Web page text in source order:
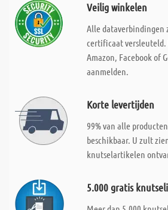
Veilig winkelen
Alle dataverbindingen
certificaat
Amazon, Facebook of
aanmelden.
Korte levertijden
99% van alle
beschikbaar. U zult
knutselartikelen
5.000 gratis